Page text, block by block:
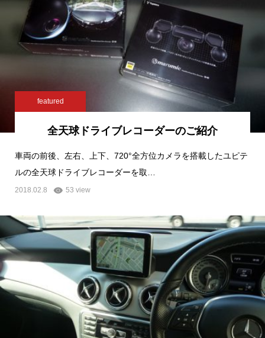
featured
全天球ドライブレコーダーのご紹介
車両の前後、左右、上下、720°全方位カメラを搭載したユピテ
ルの全天球ドライブレコーダーを取…
2018.02.8 53 view